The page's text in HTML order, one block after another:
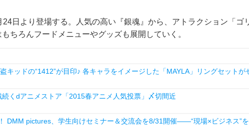
日より登場する。人気の高い『銀魂』から、アトラクション「ゴ
ちろんフードメニューやグッズも展開していく。
キッドの“1412”が目印♪ 各キャラをイメージした「MAYLA」リングセットが
くdアニメストア「2015春アニメ人気投票」〆切間近
DMM pictures、学生向けセミナー＆交流会を8/31開催――“現場×ビジネス”を